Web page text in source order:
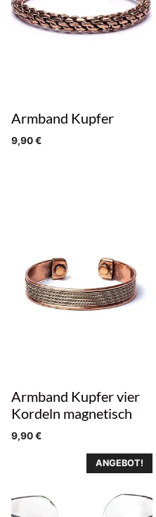
Armband Kupfer
9,90€
Armband Kupfer vier
Kordeln magnetisch
9,90€
ANGEBOT!